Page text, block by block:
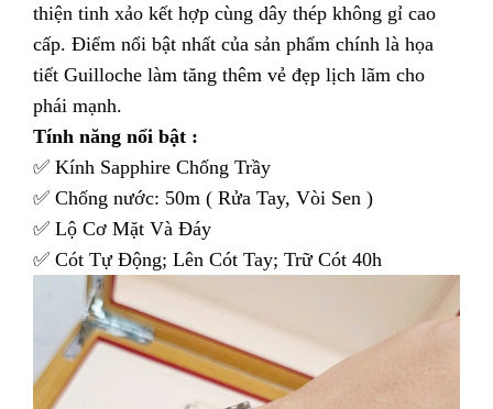
thiện tinh xảo kết hợp cùng dây thép không gỉ cao
cấp. Điểm nổi bật nhất của sản phẩm chính là họa
tiết Guilloche làm tăng thêm vẻ đẹp lịch lãm cho
phái mạnh.
Tính năng nổi bật :
✅ Kính Sapphire Chống Trầy
✅ Chống nước: 50m ( Rửa Tay, Vòi Sen )
✅ Lộ Cơ Mặt Và Đáy
✅ Cót Tự Động; Lên Cót Tay; Trữ Cót 40h